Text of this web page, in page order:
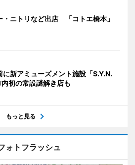
・ニトリなど出店 「コトエ橋本」
に新アミューズメント施設「S.Y.N.
初の常設謎解き店も
もっと見る
ォトフラッシュ